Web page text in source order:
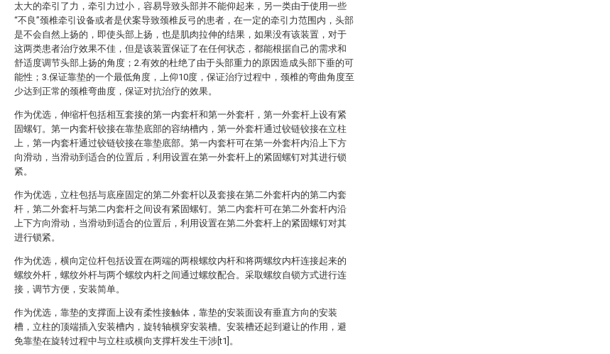
太大的牵引了力，牵引力过小，容易导致头部并不能仰起来，另一类由于使用一些
“不良”颈椎牵引设备或者是伏案导致颈椎反弓的患者，在一定的牵引力范围内，头部
是不会自然上扬的，即使头部上扬，也是肌肉拉伸的结果，如果没有该装置，对于
这两类患者治疗效果不佳，但是该装置保证了在任何状态，都能根据自己的需求和
舒适度调节头部上扬的角度；2.有效的杜绝了由于头部重力的原因造成头部下垂的可
能性；3.保证靠垫的一个最低角度，上仰10度，保证治疗过程中，颈椎的弯曲角度至
少达到正常的颈椎弯曲度，保证对抗治疗的效果。
作为优选，伸缩杆包括相互套接的第一内套杆和第一外套杆，第一外套杆上设有紧
固螺钉。第一内套杆铰接在靠垫底部的容纳槽内，第一外套杆通过铰链铰接在立柱
上，第一内套杆通过铰链铰接在靠垫底部。第一内套杆可在第一外套杆内沿上下方
向滑动，当滑动到适合的位置后，利用设置在第一外套杆上的紧固螺钉对其进行锁
紧。
作为优选，立柱包括与底座固定的第二外套杆以及套接在第二外套杆内的第二内套
杆，第二外套杆与第二内套杆之间设有紧固螺钉。第二内套杆可在第二外套杆内沿
上下方向滑动，当滑动到适合的位置后，利用设置在第二外套杆上的紧固螺钉对其
进行锁紧。
作为优选，横向定位杆包括设置在两端的两根螺纹内杆和将两螺纹内杆连接起来的
螺纹外杆，螺纹外杆与两个螺纹内杆之间通过螺纹配合。采取螺纹自锁方式进行连
接，调节方便，安装简单。
作为优选，靠垫的支撑面上设有柔性接触体，靠垫的安装面设有垂直方向的安装
槽，立柱的顶端插入安装槽内，旋转轴横穿安装槽。安装槽还起到避让的作用，避
免靠垫在旋转过程中与立柱或横向支撑杆发生干涉[t1]。